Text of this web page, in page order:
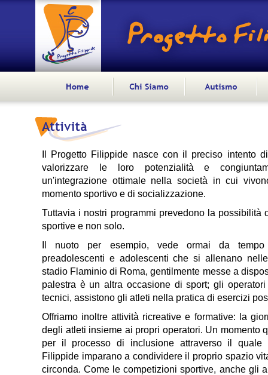
Il Progetto Filippide nasce con il preciso intento
valorizzare le loro potenzialità e
un'integrazione ottimale nella società in cui
momento sportivo e di socializzazione.
Tuttavia i nostri programmi prevedono la possibilità
sportive e non solo.
Il nuoto per esempio, vede ormai da
preadolescenti e adolescenti che si allenano
stadio Flaminio di Roma, gentilmente messe a
palestra è un altra occasione di sport; gli
tecnici, assistono gli atleti nella pratica di esercizi
Offriamo inoltre attività ricreative e formative: la
degli atleti insieme ai propri operatori. Un momento
per il processo di inclusione attraverso il quale
Filippide imparano a condividere il proprio spazio
circonda. Come le competizioni sportive, anche gli